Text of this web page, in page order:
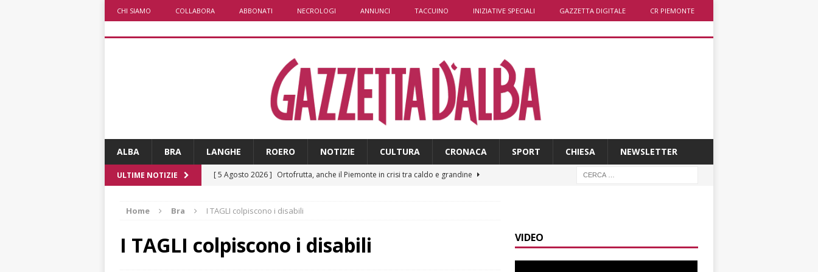
CHI SIAMO COLLABORA ABBONATI NECROLOGI ANNUNCI TACCUINO INIZIATIVE SPECIALI GAZZETTA DIGITALE CR PIEMONTE
ALBA BRA LANGHE ROERO NOTIZIE CULTURA CRONACA SPORT CHIESA NEWSLETTER
ULTIME NOTIZIE [ 5 Agosto 2026 ] Ortofrutta, anche il Piemonte in crisi tra caldo e grandine
[ 5 Agosto 2026 ]
Aib Piemonte in Calabria: prosegue la missione contro gli
incendi
ALTRE NOTIZIE
[ 5 Agosto 2026 ]
Home Bra I TAGLI colpiscono i disabili
I TAGLI colpiscono i disabili VIDEO